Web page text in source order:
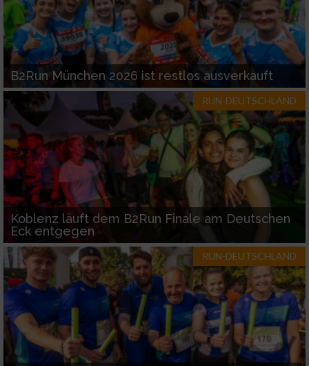
B2Run München 2026 ist restlos ausverkauft
RUN-DEUTSCHLAND
Koblenz läuft dem B2Run Finale am Deutschen
Eck entgegen
RUN-DEUTSCHLAND